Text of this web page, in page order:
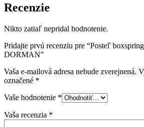
Recenzie
Nikto zatiaľ nepridal hodnotenie.
Pridajte prvú recenziu pre “Posteľ
DORMAN”
Vaša e-mailová adresa nebude zverejnená.
označené *
Vaše hodnotenie *
Vaša recenzia *